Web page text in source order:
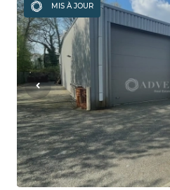
MIS À JOUR